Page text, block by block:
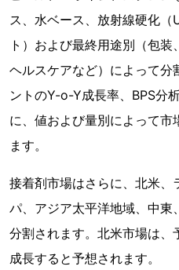
ス、水ベース、放射線硬化
ト）および最終用途別（包装
ヘルスケアなど）によって分
ントのY-o-Y成長率、BPS分
に、値および量別によって
ます。
接着剤市場はさらに、北米、
パ、アジア太平洋地域、中東
分割されます。北米市場は、
成長すると予想されます。